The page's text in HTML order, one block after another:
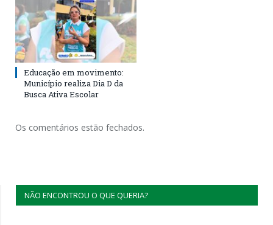
Educação em movimento:
Município realiza Dia D da
Busca Ativa Escolar
Os comentários estão fechados.
NÃO ENCONTROU O QUE QUERIA?